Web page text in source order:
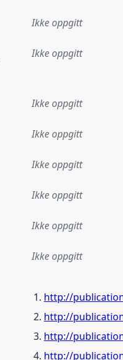
Ikke oppgitt
dataene i dette
Ikke oppgitt
Ikke oppgitt
Ikke oppgitt
Ikke oppgitt
Ikke oppgitt
Ikke oppgitt
Ikke oppgitt
http://
http://
http://
http://